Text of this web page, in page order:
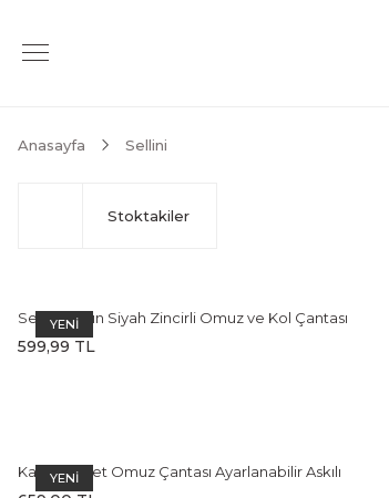
Anasayfa Sellini
Stoktakiler
YENİ
Sellini Kadın Siyah Zincirli Omuz ve Kol Çantası
599,99 TL
YENİ
Kadın Baget Omuz Çantası Ayarlanabilir Askılı